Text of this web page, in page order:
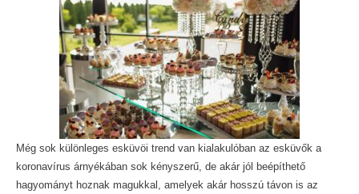
Még sok különleges esküvöi trend van kialakulóban az esküvők a
koronavírus árnyékában sok kényszerű, de akár jól beépíthető
hagyományt hoznak magukkal, amelyek akár hosszú távon is az